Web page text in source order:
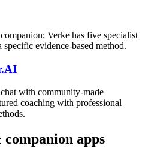
Verke has five specialist
specific evidence-based method.
with community-made
coaching with professional
apps